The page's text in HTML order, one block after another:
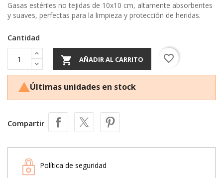
Gasas estériles no tejidas de 10x10 cm, altamente absorbentes
y suaves, perfectas para la limpieza y protección de heridas.
Cantidad
 AÑADIR AL CARRITO favorite_border
Últimas unidades en stock
Compartir
Política de seguridad